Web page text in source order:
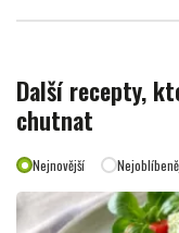
Další recepty,
chutnat
Nejnovější